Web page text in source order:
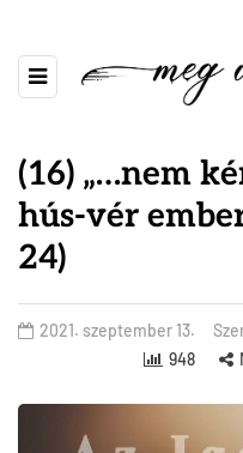
(16) „…nem
hús-vér
24)
2021. szeptember 13.
948